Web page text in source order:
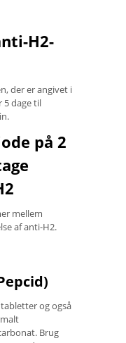
H2-
der er angivet i
5 dage til
på 2
mellem
af anti-H2.
og også
Brug